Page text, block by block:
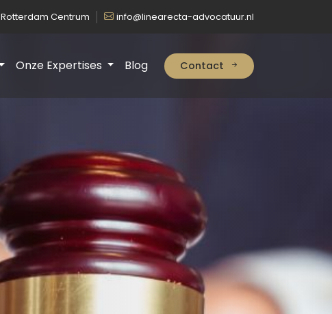
Rotterdam Centrum info@linearecta-advocatuur.nl
Onze Expertises Blog Contact